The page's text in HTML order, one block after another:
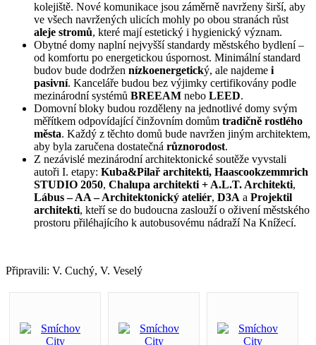
kolejiště. Nové komunikace jsou záměrně navrženy širší, aby
ve všech navržených ulicích mohly po obou stranách růst
aleje stromů, které mají estetický i hygienický význam.
Obytné domy naplní nejvyšší standardy městského bydlení –
od komfortu po energetickou úspornost. Minimální standard
budov bude dodržen nízkoenergetický, ale najdeme i
pasivní. Kanceláře budou bez výjimky certifikovány podle
mezinárodní systémů BREEAM nebo LEED.
Domovní bloky budou rozděleny na jednotlivé domy svým
měřítkem odpovídající činžovním domům tradičně rostlého
města. Každý z těchto domů bude navržen jiným architektem,
aby byla zaručena dostatečná různorodost.
Z nezávislé mezinárodní architektonické soutěže vyvstali
autoři I. etapy: Kuba&Pilař architekti, Haascookzemmrich
STUDIO 2050, Chalupa architekti + A.L.T. Architekti,
Lábus – AA – Architektonický ateliér, D3A a Projektil
architekti, kteří se do budoucna zaslouží o oživení městského
prostoru přiléhajícího k autobusovému nádraží Na Knížecí.
Připravili: V. Cuchý, V. Veselý